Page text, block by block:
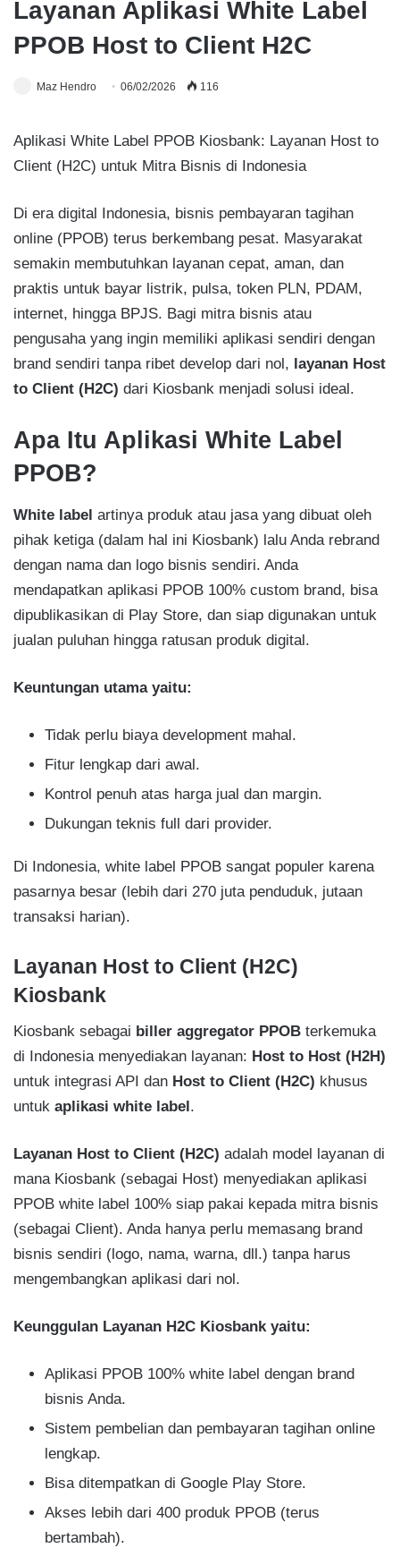
Layanan Aplikasi White Label
PPOB Host to Client H2C
Maz Hendro 06/02/2026 116
Aplikasi White Label PPOB Kiosbank: Layanan Host to
Client (H2C) untuk Mitra Bisnis di Indonesia
Di era digital Indonesia, bisnis pembayaran tagihan
online (PPOB) terus berkembang pesat. Masyarakat
semakin membutuhkan layanan cepat, aman, dan
praktis untuk bayar listrik, pulsa, token PLN, PDAM,
internet, hingga BPJS. Bagi mitra bisnis atau
pengusaha yang ingin memiliki aplikasi sendiri dengan
brand sendiri tanpa ribet develop dari nol, layanan Host
to Client (H2C) dari Kiosbank menjadi solusi ideal.
Apa Itu Aplikasi White Label
PPOB?
White label artinya produk atau jasa yang dibuat oleh
pihak ketiga (dalam hal ini Kiosbank) lalu Anda rebrand
dengan nama dan logo bisnis sendiri. Anda
mendapatkan aplikasi PPOB 100% custom brand, bisa
dipublikasikan di Play Store, dan siap digunakan untuk
jualan puluhan hingga ratusan produk digital.
Keuntungan utama yaitu:
Tidak perlu biaya development mahal.
Fitur lengkap dari awal.
Kontrol penuh atas harga jual dan margin.
Dukungan teknis full dari provider.
Di Indonesia, white label PPOB sangat populer karena
pasarnya besar (lebih dari 270 juta penduduk, jutaan
transaksi harian).
Layanan Host to Client (H2C)
Kiosbank
Kiosbank sebagai biller aggregator PPOB terkemuka
di Indonesia menyediakan layanan: Host to Host (H2H)
untuk integrasi API dan Host to Client (H2C) khusus
untuk aplikasi white label .
Layanan Host to Client (H2C) adalah model layanan di
mana Kiosbank (sebagai Host) menyediakan aplikasi
PPOB white label 100% siap pakai kepada mitra bisnis
(sebagai Client). Anda hanya perlu memasang brand
bisnis sendiri (logo, nama, warna, dll.) tanpa harus
mengembangkan aplikasi dari nol.
Keunggulan Layanan H2C Kiosbank yaitu:
Aplikasi PPOB 100% white label dengan brand
bisnis Anda.
Sistem pembelian dan pembayaran tagihan online
lengkap.
Bisa ditempatkan di Google Play Store.
Akses lebih dari 400 produk PPOB (terus
bertambah).